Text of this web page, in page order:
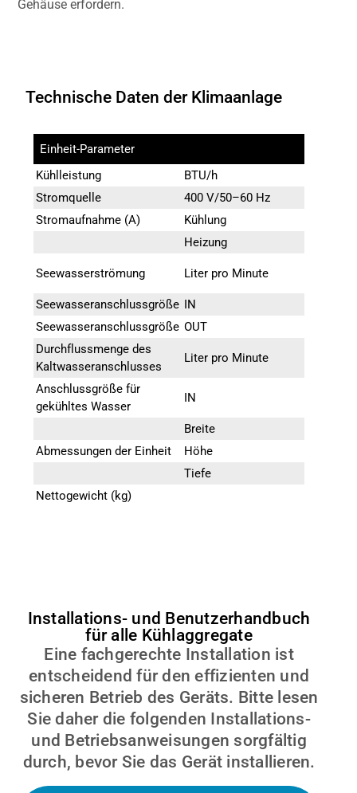
Gehäuse erfordern.
Technische Daten der Klimaanlage
Einheit-Parameter
Kühlleistung
BTU/h
Stromquelle
400 V/50–60 Hz
Stromaufnahme (A)
Kühlung
Heizung
Seewasserströmung Liter pro Minute
Seewasseranschlussgröße
IN
Seewasseranschlussgröße OUT
Durchflussmenge des
Kaltwasseranschlusses
Liter pro Minute
Anschlussgröße für
gekühltes Wasser
IN
Breite
Abmessungen der Einheit
Höhe
Tiefe
Nettogewicht (kg)
Installations- und Benutzerhandbuch
für alle Kühlaggregate
Eine fachgerechte Installation ist
entscheidend für den effizienten und
sicheren Betrieb des Geräts. Bitte lesen
Sie daher die folgenden Installations-
und Betriebsanweisungen sorgfältig
durch, bevor Sie das Gerät installieren.